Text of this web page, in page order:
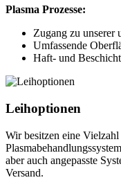
Plasma Prozesse:
Zugang zu unserer
Umfassende
Haft- und
Leihoptionen
Wir besitzen eine
aber auch angepasste
Versand.